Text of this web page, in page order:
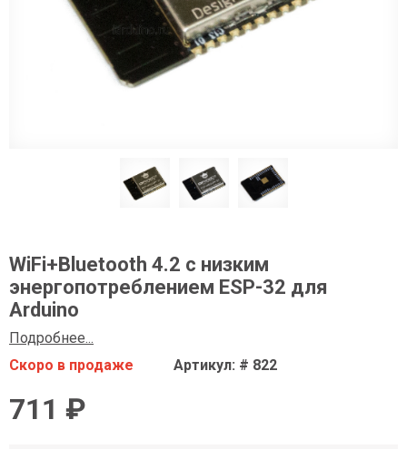
WiFi+Bluetooth 4.2 с низким
энергопотреблением ESP-32 для
Arduino
Подробнее...
Скоро в продаже
Артикул: # 822
711 ₽